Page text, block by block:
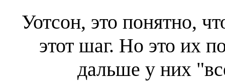
Уотсон, это понятно,
этот шаг. Но это их
дальше у них